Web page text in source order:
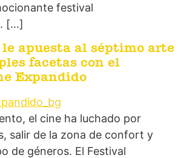
festival
[…]
apuesta al séptimo arte
facetas con el
Expandido
el cine ha luchado por
salir de la zona de confort y
de géneros. El Festival